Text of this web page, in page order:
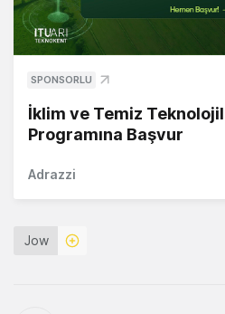
SPONSORLU
İklim ve Temiz
Programına Başvur
Adrazzi
Jow